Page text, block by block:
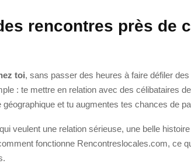
rencontres près de
toi, sans passer des heures à faire défiler
: te mettre en relation avec des célibataires
et tu augmentes tes chances de
veulent une relation sérieuse, une belle
fonctionne Rencontreslocales.com, ce